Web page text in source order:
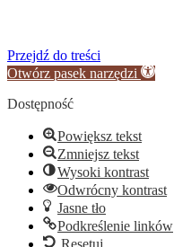
Przejdź do treści
Otwórz pasek narzędzi
Dostępność
Powiększ tekst
Zmniejsz tekst
Wysoki kontrast
Odwrócny kontrast
Jasne tło
Podkreślenie linków